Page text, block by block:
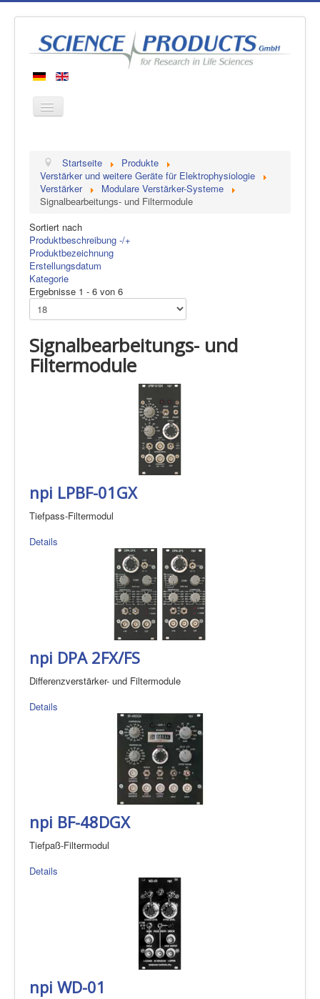
Produkte
Hersteller
Kontakt
Startseite
Produkte
Verstärker und weitere Geräte für Elektrophysiologie
Verstärker
Modulare Verstärker-Systeme
Signalbearbeitungs- und Filtermodule
Sortiert nach
Produktbeschreibung -/+
Produktbezeichnung
Erstellungsdatum
Kategorie
Ergebnisse 1 - 6 von 6
Signalbearbeitungs- und
Filtermodule
npi LPBF-01GX
Tiefpass-Filtermodul
Details
npi DPA 2FX/FS
Differenzverstärker- und Filtermodule
Details
npi BF-48DGX
Tiefpaß-Filtermodul
Details
npi WD-01